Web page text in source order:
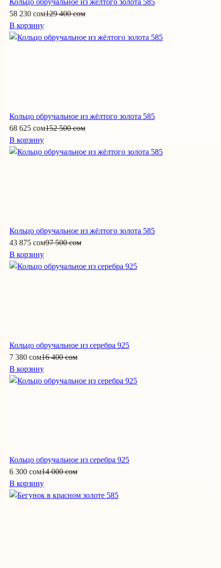
Кольцо обручальное из жёлтого золота 585
58 230 сом129 400 сом
В корзину
Кольцо обручальное из жёлтого золота 585
68 625 сом152 500 сом
В корзину
Кольцо обручальное из жёлтого золота 585
43 875 сом97 500 сом
В корзину
Кольцо обручальное из серебра 925
7 380 сом16 400 сом
В корзину
Кольцо обручальное из серебра 925
6 300 сом14 000 сом
В корзину